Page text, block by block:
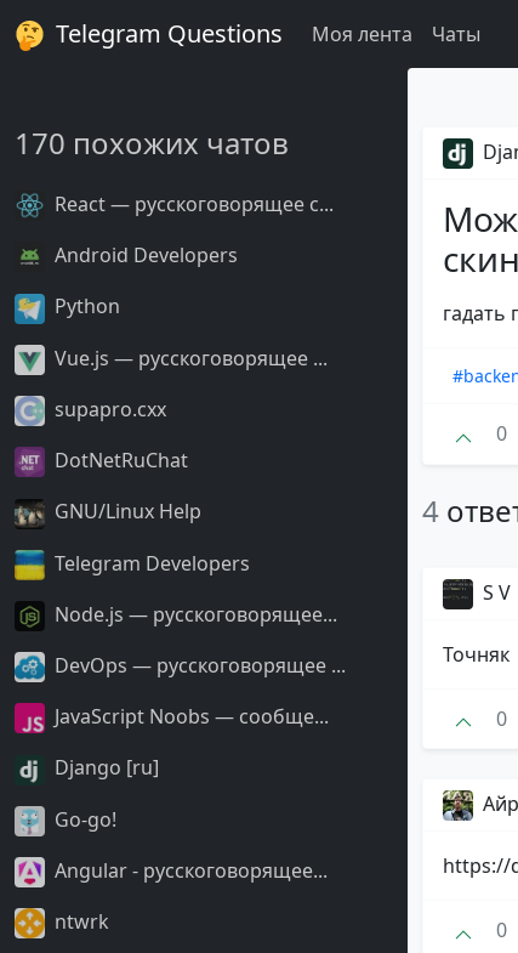
Telegram Questions Моя лента Чаты
170 похожих чатов
React — русскоговорящее с...
Android Developers
Python
Vue.js — русскоговорящее ...
supapro.cxx
DotNetRuChat
GNU/Linux Help
Telegram Developers
Node.js — русскоговорящее...
DevOps — русскоговорящее ...
JavaScript Noobs — сообще...
Django [ru]
Go-go!
Angular - русскоговорящее...
ntwrk
Мож
гадать
0
4
S V
Точняк
0
https://
0